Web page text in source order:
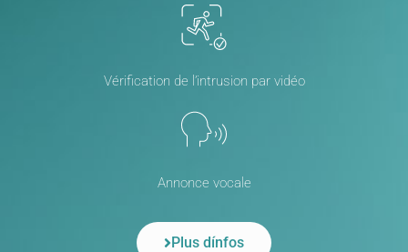
Vérification de l’intrusion par vidéo
Annonce vocale
Plus dínfos